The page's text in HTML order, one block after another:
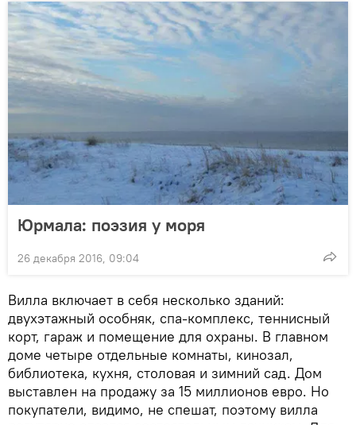
Юрмала: поэзия у моря
26 декабря 2016, 09:04
Вилла включает в себя несколько зданий:
двухэтажный особняк, спа-комплекс, теннисный
корт, гараж и помещение для охраны. В главном
доме четыре отдельные комнаты, кинозал,
библиотека, кухня, столовая и зимний сад. Дом
выставлен на продажу за 15 миллионов евро. Но
покупатели, видимо, не спешат, поэтому вилла